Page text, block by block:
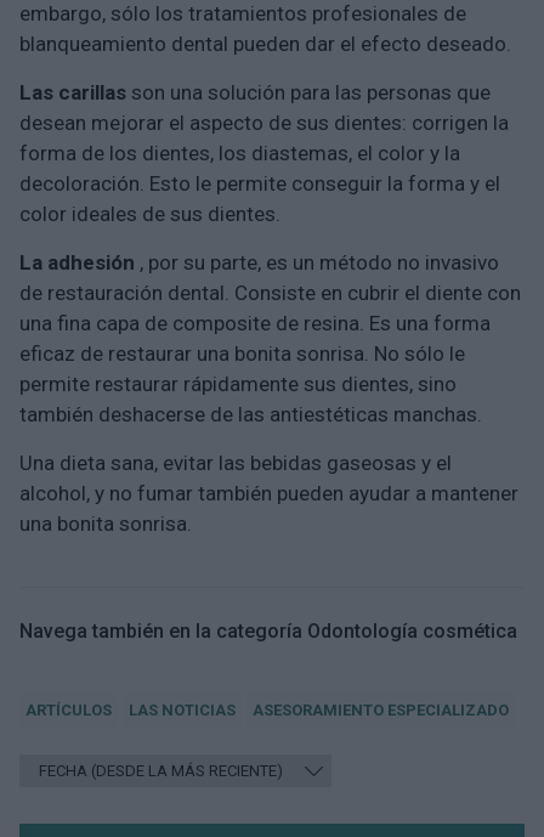
embargo, sólo los tratamientos profesionales de
blanqueamiento dental pueden dar el efecto deseado.
Las carillas son una solución para las personas que
desean mejorar el aspecto de sus dientes: corrigen la
forma de los dientes, los diastemas, el color y la
decoloración. Esto le permite conseguir la forma y el
color ideales de sus dientes.
La adhesión , por su parte, es un método no invasivo
de restauración dental. Consiste en cubrir el diente con
una fina capa de composite de resina. Es una forma
eficaz de restaurar una bonita sonrisa. No sólo le
permite restaurar rápidamente sus dientes, sino
también deshacerse de las antiestéticas manchas.
Una dieta sana, evitar las bebidas gaseosas y el
alcohol, y no fumar también pueden ayudar a mantener
una bonita sonrisa.
Navega también en la categoría Odontología cosmética
ARTÍCULOS LAS NOTICIAS ASESORAMIENTO ESPECIALIZADO